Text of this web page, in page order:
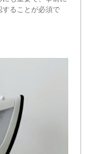
ることが必須で